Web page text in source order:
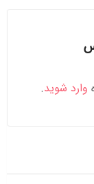
وارد شوید.